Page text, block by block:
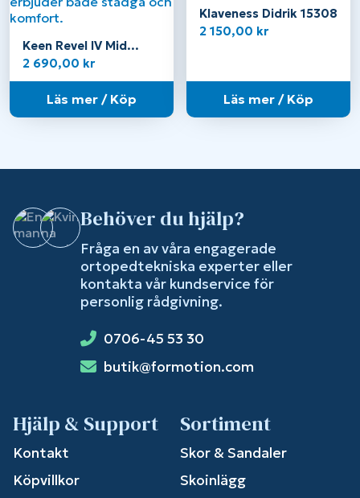
Keen Revel IV Mid
polar – Dam
2 690,00 kr
Läs mer / Köp
Klaveness Didrik 15308
2 150,00 kr
Läs mer / Köp
Behöver du hjälp?
Fråga en av våra engagerade
ortopedtekniska experter eller
kontakta vår kundservice för
personlig rådgivning.
0706-45 53 30
butik@formotion.com
Hjälp & Support
Kontakt
Köpvillkor
Sortiment
Skor & Sandaler
Skoinlägg